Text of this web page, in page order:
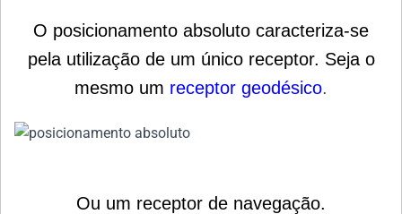
O posicionamento absoluto caracteriza-se
pela utilização de um único receptor. Seja o
mesmo um receptor geodésico.
Ou um receptor de navegação.